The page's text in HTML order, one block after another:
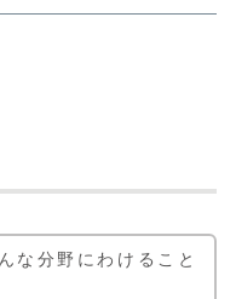
な分野にわけること